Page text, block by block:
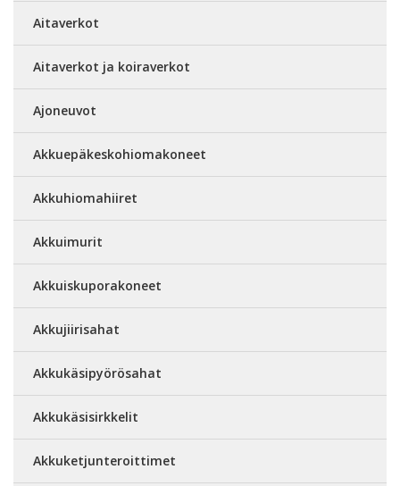
Aitaverkot
Aitaverkot ja koiraverkot
Ajoneuvot
Akkuepäkeskohiomakoneet
Akkuhiomahiiret
Akkuimurit
Akkuiskuporakoneet
Akkujiirisahat
Akkukäsipyörösahat
Akkukäsisirkkelit
Akkuketjunteroittimet